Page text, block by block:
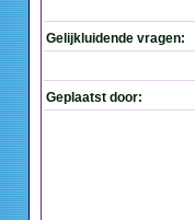
Gelijkluidende vragen:
Geplaatst door: